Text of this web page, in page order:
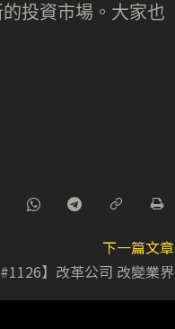
投資市場。大家也
下一篇文章
】改革公司 改變業界